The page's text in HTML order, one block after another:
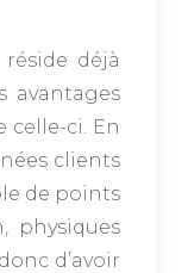
déjà
avantages
celle-ci. En
clients
de points
physiques
d’avoir